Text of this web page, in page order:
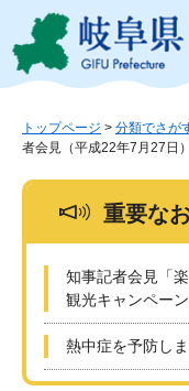
ジ
ュ
トップページ > 分類でさが
者会見（平成22年7月27日）
重要な
知事記者会見「
観光キャンペー
熱中症を予防し